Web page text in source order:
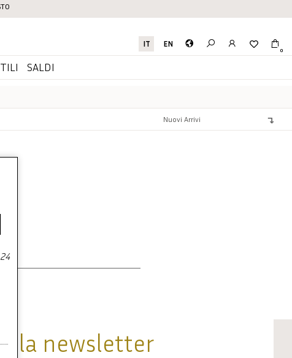
IT EN
0
SALDI
newsletter